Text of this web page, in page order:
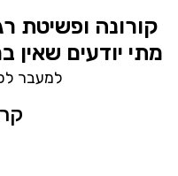
קורונה ופשיטת
מתי יודעים שאין
למעבר